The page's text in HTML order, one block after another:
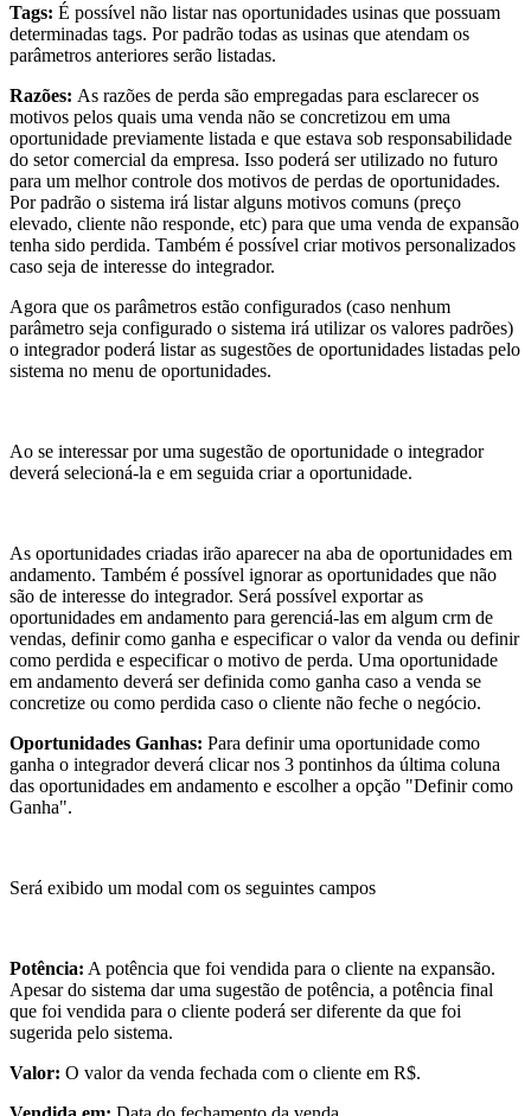
Tags: É possível não listar nas oportunidades usinas que possuam
determinadas tags. Por padrão todas as usinas que atendam os
parâmetros anteriores serão listadas.
Razões: As razões de perda são empregadas para esclarecer os
motivos pelos quais uma venda não se concretizou em uma
oportunidade previamente listada e que estava sob responsabilidade
do setor comercial da empresa. Isso poderá ser utilizado no futuro
para um melhor controle dos motivos de perdas de oportunidades.
Por padrão o sistema irá listar alguns motivos comuns (preço
elevado, cliente não responde, etc) para que uma venda de expansão
tenha sido perdida. Também é possível criar motivos personalizados
caso seja de interesse do integrador.
Agora que os parâmetros estão configurados (caso nenhum
parâmetro seja configurado o sistema irá utilizar os valores padrões)
o integrador poderá listar as sugestões de oportunidades listadas pelo
sistema no menu de oportunidades.
Ao se interessar por uma sugestão de oportunidade o integrador
deverá selecioná-la e em seguida criar a oportunidade.
As oportunidades criadas irão aparecer na aba de oportunidades em
andamento. Também é possível ignorar as oportunidades que não
são de interesse do integrador. Será possível exportar as
oportunidades em andamento para gerenciá-las em algum crm de
vendas, definir como ganha e especificar o valor da venda ou definir
como perdida e especificar o motivo de perda. Uma oportunidade
em andamento deverá ser definida como ganha caso a venda se
concretize ou como perdida caso o cliente não feche o negócio.
Oportunidades Ganhas: Para definir uma oportunidade como
ganha o integrador deverá clicar nos 3 pontinhos da última coluna
das oportunidades em andamento e escolher a opção "Definir como
Ganha".
Será exibido um modal com os seguintes campos
Potência: A potência que foi vendida para o cliente na expansão.
Apesar do sistema dar uma sugestão de potência, a potência final
que foi vendida para o cliente poderá ser diferente da que foi
sugerida pelo sistema.
Valor: O valor da venda fechada com o cliente em R$.